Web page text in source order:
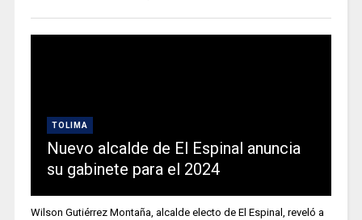
TOLIMA
Nuevo alcalde de El Espinal anuncia
su gabinete para el 2024
Wilson Gutiérrez Montaña, alcalde electo de El Espinal, reveló a